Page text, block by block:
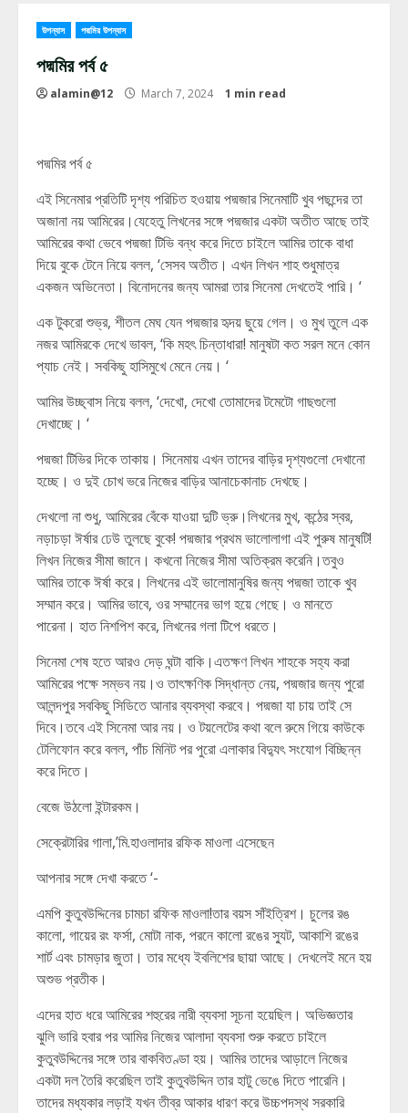
উপন্যাস পদ্মমির উপন্যাস
পদ্মমির পর্ব ৫
alamin@12 March 7, 2024 1 min read
পদ্মমির পর্ব ৫
এই সিনেমার প্রতিটি দৃশ্য পরিচিত হওয়ায় পদ্মজার সিনেমাটি খুব পছন্দের তা
অজানা নয় আমিরের।যেহেতু লিখনের সঙ্গে পদ্মজার একটা অতীত আছে তাই
আমিরের কথা ভেবে পদ্মজা টিভি বন্ধ করে দিতে চাইলে আমির তাকে বাধা
দিয়ে বুকে টেনে নিয়ে বলল, ‘সেসব অতীত। এখন লিখন শাহ শুধুমাত্র
একজন অভিনেতা। বিনোদনের জন্য আমরা তার সিনেমা দেখতেই পারি। ‘
এক টুকরো শুভ্র, শীতল মেঘ যেন পদ্মজার হৃদয় ছুয়ে গেল। ও মুখ তুলে এক
নজর আমিরকে দেখে ভাবল, ‘কি মহৎ চিন্তাধারা! মানুষটা কত সরল মনে কোন
প্যাচ নেই। সবকিছু হাসিমুখে মেনে নেয়। ‘
আমির উচ্ছ্বাস নিয়ে বলল, ‘দেখো, দেখো তোমাদের টমেটো গাছগুলো
দেখাচ্ছে। ‘
পদ্মজা টিভির দিকে তাকায়। সিনেমায় এখন তাদের বাড়ির দৃশ্যগুলো দেখানো
হচ্ছে। ও দুই চোখ ভরে নিজের বাড়ির আনাচেকানাচ দেখছে।
দেখলো না শুধু, আমিরের বেঁকে যাওয়া দুটি ভ্রু।লিখনের মুখ, কন্ঠের স্বর,
নড়াচড়া ঈর্ষার ঢেউ তুলছে বুকে! পদ্মজার প্রথম ভালোলাগা এই পুরুষ মানুষটি!
লিখন নিজের সীমা জানে। কখনো নিজের সীমা অতিক্রম করেনি।তবুও
আমির তাকে ঈর্ষা করে। লিখনের এই ভালোমানুষির জন্য পদ্মজা তাকে খুব
সম্মান করে। আমির ভাবে, ওর সম্মানের ভাগ হয়ে গেছে। ও মানতে
পারেনা। হাত নিশপিশ করে, লিখনের গলা টিপে ধরতে।
সিনেমা শেষ হতে আরও দেড় ঘন্টা বাকি।এতক্ষণ লিখন শাহকে সহ্য করা
আমিরের পক্ষে সম্ভব নয়।ও তাৎক্ষণিক সিদ্ধান্ত নেয়, পদ্মজার জন্য পুরো
আলন্দপুর সবকিছু সিডিতে আনার ব্যবস্থা করবে। পদ্মজা যা চায় তাই সে
দিবে।তবে এই সিনেমা আর নয়। ও টয়লেটের কথা বলে রুমে গিয়ে কাউকে
টেলিফোন করে বলল, পাঁচ মিনিট পর পুরো এলাকার বিদ্যুৎ সংযোগ বিচ্ছিন্ন
করে দিতে।
বেজে উঠলো ইন্টারকম।
সেক্রেটারির গালা,’মি.হাওলাদার রফিক মাওলা এসেছেন
আপনার সঙ্গে দেখা করতে ‘-
এমপি কুতুবউদ্দিনের চামচা রফিক মাওলা!তার বয়স সাঁইত্রিশ। চুলের রঙ
কালো, গায়ের রং ফর্সা, মোটা নাক, পরনে কালো রঙের স্যুট, আকাশি রঙের
শার্ট এবং চামড়ার জুতা। তার মধ্যে ইবলিশের ছায়া আছে। দেখলেই মনে হয়
অশুভ প্রতীক।
এদের হাত ধরে আমিরের শহুরের নারী ব্যবসা সূচনা হয়েছিল। অভিজ্ঞতার
ঝুলি ভারি হবার পর আমির নিজের আলাদা ব্যবসা শুরু করতে চাইলে
কুতুবউদ্দিনের সঙ্গে তার বাকবিতণ্ডা হয়। আমির তাদের আড়ালে নিজের
একটা দল তৈরি করেছিল তাই কুতুবউদ্দিন তার হাটু ভেঙে দিতে পারেনি।
তাদের মধ্যকার লড়াই যখন তীব্র আকার ধারণ করে উচ্চপদস্থ সরকারি